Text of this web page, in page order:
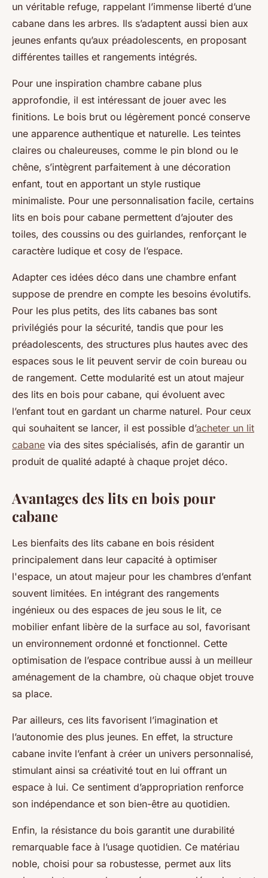
un véritable refuge, rappelant l’immense liberté d’une
cabane dans les arbres. Ils s’adaptent aussi bien aux
jeunes enfants qu’aux préadolescents, en proposant
différentes tailles et rangements intégrés.
Pour une inspiration chambre cabane plus
approfondie, il est intéressant de jouer avec les
finitions. Le bois brut ou légèrement poncé conserve
une apparence authentique et naturelle. Les teintes
claires ou chaleureuses, comme le pin blond ou le
chêne, s’intègrent parfaitement à une décoration
enfant, tout en apportant un style rustique
minimaliste. Pour une personnalisation facile, certains
lits en bois pour cabane permettent d’ajouter des
toiles, des coussins ou des guirlandes, renforçant le
caractère ludique et cosy de l’espace.
Adapter ces idées déco dans une chambre enfant
suppose de prendre en compte les besoins évolutifs.
Pour les plus petits, des lits cabanes bas sont
privilégiés pour la sécurité, tandis que pour les
préadolescents, des structures plus hautes avec des
espaces sous le lit peuvent servir de coin bureau ou
de rangement. Cette modularité est un atout majeur
des lits en bois pour cabane, qui évoluent avec
l’enfant tout en gardant un charme naturel. Pour ceux
qui souhaitent se lancer, il est possible d’acheter un lit
cabane via des sites spécialisés, afin de garantir un
produit de qualité adapté à chaque projet déco.
Avantages des lits en bois pour
cabane
Les bienfaits des lits cabane en bois résident
principalement dans leur capacité à optimiser
l'espace, un atout majeur pour les chambres d’enfant
souvent limitées. En intégrant des rangements
ingénieux ou des espaces de jeu sous le lit, ce
mobilier enfant libère de la surface au sol, favorisant
un environnement ordonné et fonctionnel. Cette
optimisation de l’espace contribue aussi à un meilleur
aménagement de la chambre, où chaque objet trouve
sa place.
Par ailleurs, ces lits favorisent l’imagination et
l’autonomie des plus jeunes. En effet, la structure
cabane invite l’enfant à créer un univers personnalisé,
stimulant ainsi sa créativité tout en lui offrant un
espace à lui. Ce sentiment d’appropriation renforce
son indépendance et son bien-être au quotidien.
Enfin, la résistance du bois garantit une durabilité
remarquable face à l’usage quotidien. Ce matériau
noble, choisi pour sa robustesse, permet aux lits